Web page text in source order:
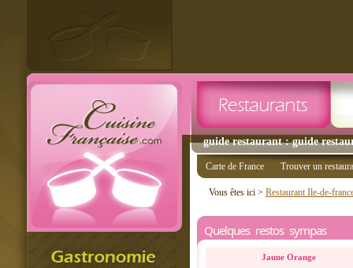
guide restaurant : guide
Carte de France Trouver un
Vous êtes ici > Restaurant Ile-de-
Quelques restos sympas
Jaune Orange